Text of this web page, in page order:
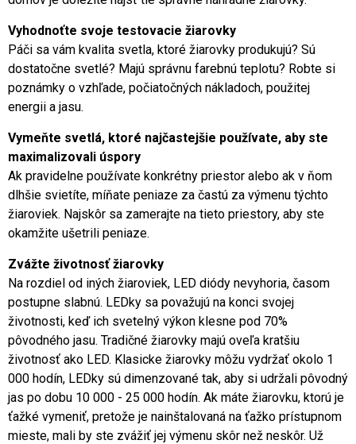
Vyhodnoťte svoje testovacie žiarovky
Páči sa vám kvalita svetla, ktoré žiarovky produkujú? Sú
dostatočne svetlé? Majú správnu farebnú teplotu? Robte si
poznámky o vzhľade, počiatočných nákladoch, použitej
energii a jasu.
Vymeňte svetlá, ktoré najčastejšie používate, aby ste
maximalizovali úspory
Ak pravidelne používate konkrétny priestor alebo ak v ňom
dlhšie svietíte, míňate peniaze za častú za výmenu týchto
žiaroviek. Najskôr sa zamerajte na tieto priestory, aby ste
okamžite ušetrili peniaze.
Zvážte životnosť žiarovky
Na rozdiel od iných žiaroviek, LED diódy nevyhoria, časom
postupne slabnú. LEDky sa považujú na konci svojej
životnosti, keď ich svetelný výkon klesne pod 70%
pôvodného jasu. Tradičné žiarovky majú oveľa kratšiu
životnosť ako LED. Klasicke žiarovky môžu vydržať okolo 1
000 hodín, LEDky sú dimenzované tak, aby si udržali pôvodný
jas po dobu 10 000 - 25 000 hodín. Ak máte žiarovku, ktorú je
ťažké vymeniť, pretože je nainštalovaná na ťažko prístupnom
mieste, mali by ste zvážiť jej výmenu skôr než neskôr. Už